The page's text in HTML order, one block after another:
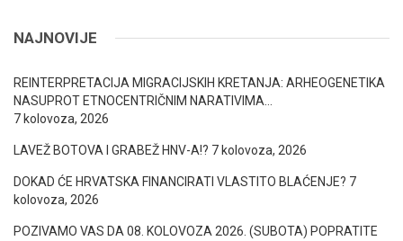
NAJNOVIJE
REINTERPRETACIJA MIGRACIJSKIH KRETANJA: ARHEOGENETIKA
NASUPROT ETNOCENTRIČNIM NARATIVIMA…
7 kolovoza, 2026
LAVEŽ BOTOVA I GRABEŽ HNV-A!? 7 kolovoza, 2026
DOKAD ĆE HRVATSKA FINANCIRATI VLASTITO BLAĆENJE? 7
kolovoza, 2026
POZIVAMO VAS DA 08. KOLOVOZA 2026. (SUBOTA) POPRATITE